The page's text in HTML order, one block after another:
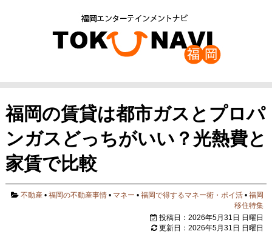
福岡の賃貸は都市ガスとプロパ
ンガスどっちがいい？光熱費と
家賃で比較
不動産 •福岡の不動産事情 • マネー •福岡で得するマネー術・ポイ活 •福岡
移住特集
投稿日：2026年5月31日 日曜日
更新日：2026年5月31日 日曜日